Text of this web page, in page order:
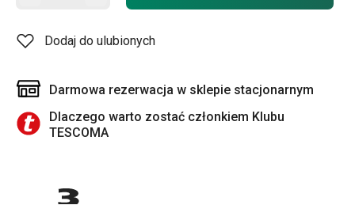
Dodaj do ulubionych
Darmowa rezerwacja w sklepie stacjonarnym
Dlaczego warto zostać członkiem Klubu
TESCOMA